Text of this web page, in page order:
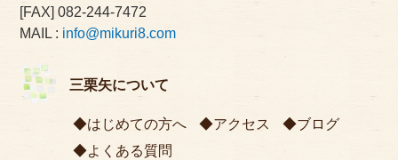
[FAX] 082-244-7472
MAIL : info@mikuri8.com
三栗矢について
はじめての方へ アクセス
ブログ
よくある質問